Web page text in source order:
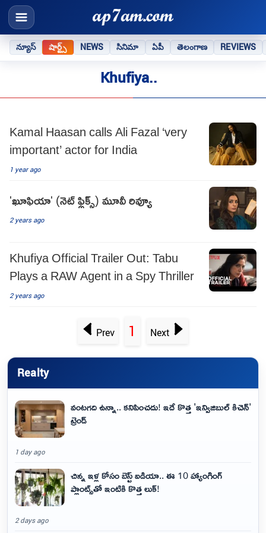
న్యూస్ షార్ట్స్ NEWS సినిమా ఏపీ తెలంగాణ REVIEWS
Khufiya..
Kamal Haasan calls Ali Fazal ‘very
important’ actor for India
1 year ago
'ఖూఫియా' (నెట్ ఫ్లిక్స్) మూవీ రివ్యూ
2 years ago
Khufiya Official Trailer Out: Tabu
Plays a RAW Agent in a Spy Thriller
2 years ago
Prev 1 Next
Realty
వంటగది ఉన్నా.. కనిపించదు! ఇదే కొత్త 'ఇన్విజిబుల్ కిచెన్'
ట్రెండ్
1 day ago
చిన్న ఇళ్ల కోసం బెస్ట్ ఐడియా.. ఈ 10 హ్యాంగింగ్
ప్లాంట్స్‌తో ఇంటికి కొత్త లుక్!
2 days ago